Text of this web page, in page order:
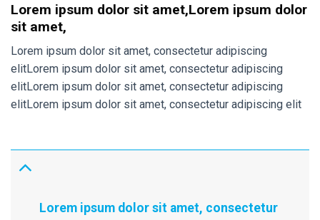
Lorem ipsum dolor sit amet,Lorem ipsum dolor
sit amet,
Lorem ipsum dolor sit amet, consectetur adipiscing
elitLorem ipsum dolor sit amet, consectetur adipiscing
elitLorem ipsum dolor sit amet, consectetur adipiscing
elitLorem ipsum dolor sit amet, consectetur adipiscing elit
Lorem ipsum dolor sit amet, consectetur